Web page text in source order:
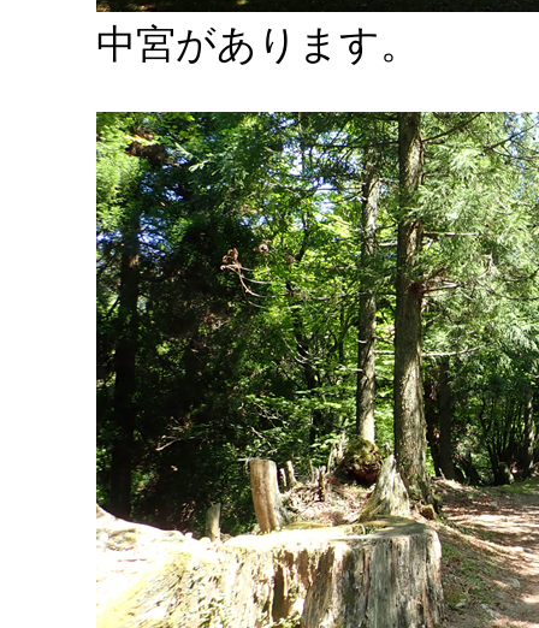
中宮があります。